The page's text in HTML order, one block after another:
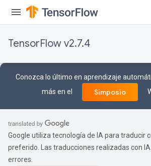
TensorFlow v2.7.4
Conozca lo último en aprendizaje
más en el
Simposio
Google utiliza tecnología de IA para traducir
preferido. Las traducciones realizadas con
errores.